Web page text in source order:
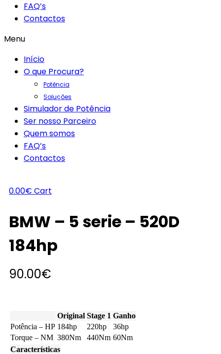
FAQ’s
Contactos
Menu
Início
O que Procura?
Potência
Soluções
Simulador de Potência
Ser nosso Parceiro
Quem somos
FAQ’s
Contactos
0.00€ Cart
BMW – 5 serie – 520D
184hp
90.00€
Original Stage 1 Ganho
Potência – HP 184hp 220hp
36hp
Torque – NM 380Nm 440Nm 60Nm
Características